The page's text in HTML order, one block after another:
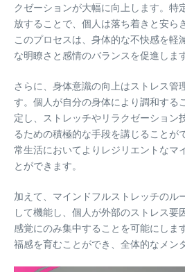
クゼーションが大幅に向上します。特
放することで、個人は落ち着きと安ら
このプロセスは、身体的な不快感を軽
な明瞭さと感情のバランスを促進します
さらに、身体意識の向上はストレス管
す。個人が自分の身体により調和する
定し、ストレッチやリラクゼーション
るための積極的な手段を講じることが
常生活においてよりレジリエントなマ
とができます。
加えて、マインドフルストレッチのル
して機能し、個人が外部のストレス要
感覚にのみ集中することを可能にしま
福感を育むことができ、全体的なメン